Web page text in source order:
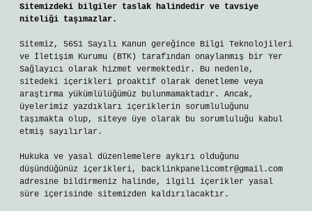
Sitemizdeki bilgiler taslak halindedir ve tavsiye
niteliği taşımazlar.
Sitemiz, 5651 Sayılı Kanun gereğince Bilgi Teknolojileri
ve İletişim Kurumu (BTK) tarafından onaylanmış bir Yer
Sağlayıcı olarak hizmet vermektedir. Bu nedenle,
sitedeki içerikleri proaktif olarak denetleme veya
araştırma yükümlülüğümüz bulunmamaktadır. Ancak,
üyelerimiz yazdıkları içeriklerin sorumluluğunu
taşımakta olup, siteye üye olarak bu sorumluluğu kabul
etmiş sayılırlar.
Hukuka ve yasal düzenlemelere aykırı olduğunu
düşündüğünüz içerikleri, backlinkpanelicomtr@gmail.com
adresine bildirmeniz halinde, ilgili içerikler yasal
süre içerisinde sitemizden kaldırılacaktır.